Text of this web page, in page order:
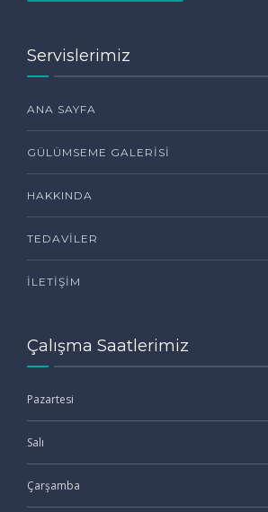
Servislerimiz
ANA SAYFA
GÜLÜMSEME GALERISI
HAKKINDA
TEDAVILER
İLETIŞIM
Çalışma Saatlerimiz
Pazartesi
Salı
Çarşamba